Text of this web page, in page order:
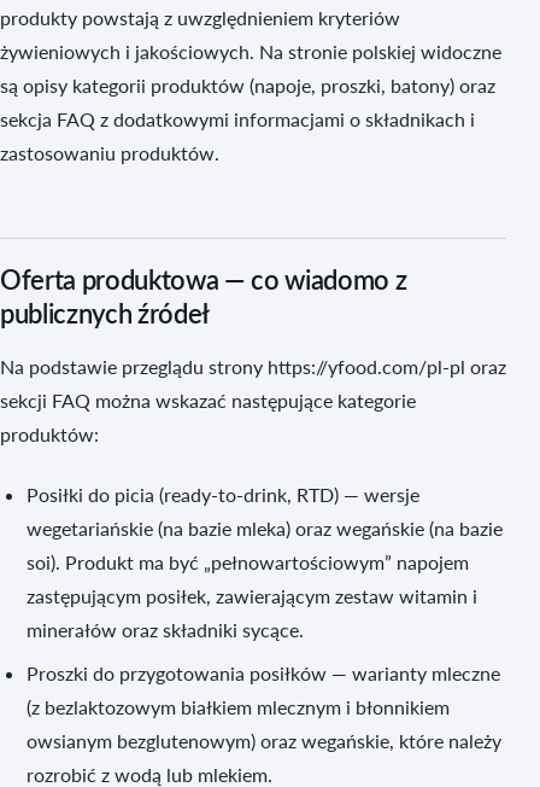
produkty powstają z uwzględnieniem kryteriów
żywieniowych i jakościowych. Na stronie polskiej widoczne
są opisy kategorii produktów (napoje, proszki, batony) oraz
sekcja FAQ z dodatkowymi informacjami o składnikach i
zastosowaniu produktów.
Oferta produktowa — co wiadomo z
publicznych źródeł
Na podstawie przeglądu strony https://yfood.com/pl-pl oraz
sekcji FAQ można wskazać następujące kategorie
produktów:
Posiłki do picia (ready-to-drink, RTD) — wersje
wegetariańskie (na bazie mleka) oraz wegańskie (na bazie
soi). Produkt ma być „pełnowartościowym” napojem
zastępującym posiłek, zawierającym zestaw witamin i
minerałów oraz składniki sycące.
Proszki do przygotowania posiłków — warianty mleczne
(z bezlaktozowym białkiem mlecznym i błonnikiem
owsianym bezglutenowym) oraz wegańskie, które należy
rozrobić z wodą lub mlekiem.